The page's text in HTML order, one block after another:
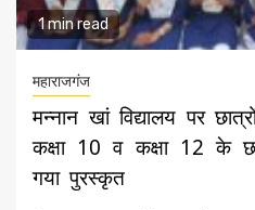
1 min read
महाराजगंज
मन्नान खां विद्यालय पर
कक्षा 10 व कक्षा 12 के
गया पुरस्कृत